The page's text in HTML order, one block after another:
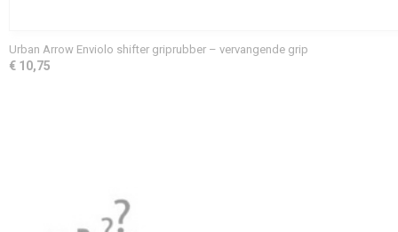
Urban Arrow Enviolo shifter griprubber – vervangende grip
€ 10,75